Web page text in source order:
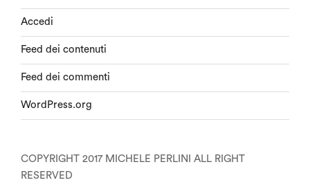
Accedi
Feed dei contenuti
Feed dei commenti
WordPress.org
COPYRIGHT 2017 MICHELE PERLINI ALL RIGHT
RESERVED